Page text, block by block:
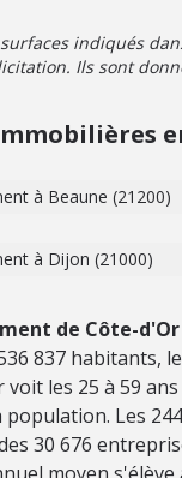
indiqués
Ils sont
à Beaune (21200)
à Dijon (21000)
de Côte-d'Or
837 habitants,
voit les 25 à 59
population. Les
30 676